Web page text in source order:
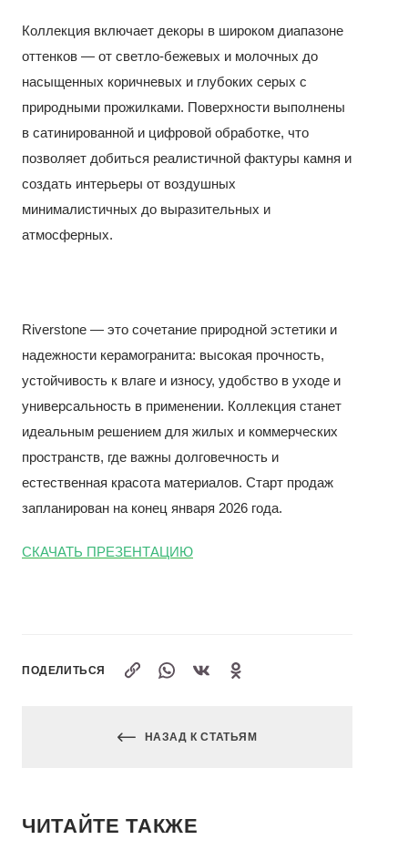
Коллекция включает декоры в широком диапазоне
оттенков — от светло-бежевых и молочных до
насыщенных коричневых и глубоких серых с
природными прожилками. Поверхности выполнены
в сатинированной и цифровой обработке, что
позволяет добиться реалистичной фактуры камня и
создать интерьеры от воздушных
минималистичных до выразительных и
атмосферных.
Riverstone — это сочетание природной эстетики и
надежности керамогранита: высокая прочность,
устойчивость к влаге и износу, удобство в уходе и
универсальность в применении. Коллекция станет
идеальным решением для жилых и коммерческих
пространств, где важны долговечность и
естественная красота материалов. Старт продаж
запланирован на конец января 2026 года.
СКАЧАТЬ ПРЕЗЕНТАЦИЮ
ПОДЕЛИТЬСЯ
НАЗАД К СТАТЬЯМ
ЧИТАЙТЕ ТАКЖЕ